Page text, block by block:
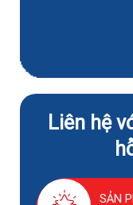
Liên hệ
SẢN